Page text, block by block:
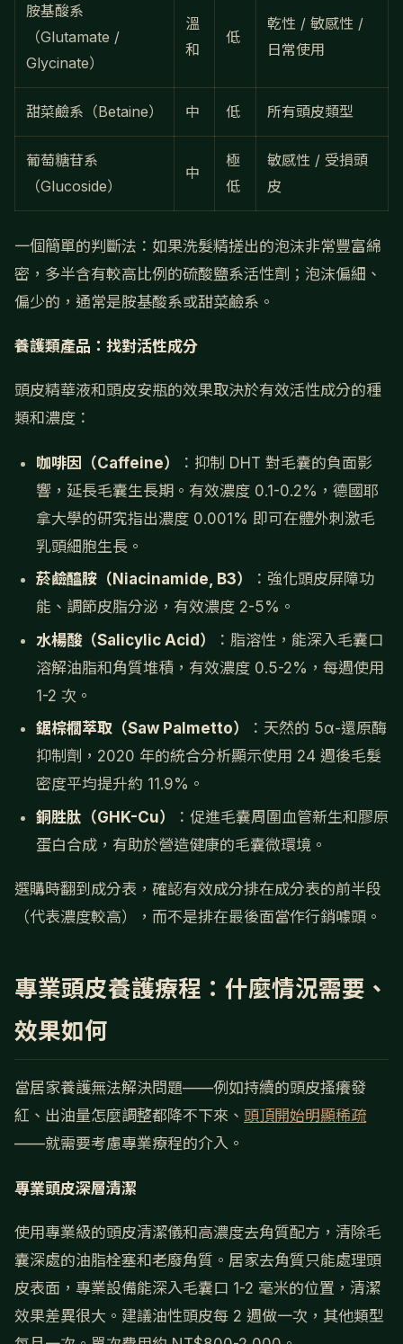
胺基酸系
（Glutamate /
Glycinate）
溫
和
低
乾性 / 敏感性 /
日常使用
甜菜鹼系（Betaine） 中 低 所有頭皮類型
葡萄糖苷系
（Glucoside）
中
極
低
敏感性 / 受損頭
皮
一個簡單的判斷法：如果洗髮精搓出的泡沫非常豐富綿
密，多半含有較高比例的硫酸鹽系活性劑；泡沫偏細、
偏少的，通常是胺基酸系或甜菜鹼系。
養護類產品：找對活性成分
頭皮精華液和頭皮安瓶的效果取決於有效活性成分的種
類和濃度：
咖啡因（Caffeine）
：抑制 DHT 對毛囊的負面影
響，延長毛囊生長期。有效濃度 0.1-0.2%，德國耶
拿大學的研究指出濃度 0.001% 即可在體外刺激毛
乳頭細胞生長。
菸鹼醯胺（Niacinamide, B3）
：強化頭皮屏障功
能、調節皮脂分泌，有效濃度 2-5%。
水楊酸（Salicylic Acid）
：脂溶性，能深入毛囊口
溶解油脂和角質堆積，有效濃度 0.5-2%，每週使用
1-2 次。
鋸棕櫚萃取（Saw Palmetto）
：天然的 5α-還原酶
抑制劑，2020 年的統合分析顯示使用 24 週後毛髮
密度平均提升約 11.9%。
銅胜肽（GHK-Cu）
：促進毛囊周圍血管新生和膠原
蛋白合成，有助於營造健康的毛囊微環境。
選購時翻到成分表，確認有效成分排在成分表的前半段
（代表濃度較高），而不是排在最後面當作行銷噱頭。
專業頭皮養護療程：什麼情況需要、
效果如何
當居家養護無法解決問題——例如持續的頭皮搔癢發
紅、出油量怎麼調整都降不下來、 頭頂開始明顯稀疏
——就需要考慮專業療程的介入。
專業頭皮深層清潔
使用專業級的頭皮清潔儀和高濃度去角質配方，清除毛
囊深處的油脂栓塞和老廢角質。居家去角質只能處理頭
皮表面，專業設備能深入毛囊口 1-2 毫米的位置，清潔
效果差異很大。建議油性頭皮每 2 週做一次，其他類型